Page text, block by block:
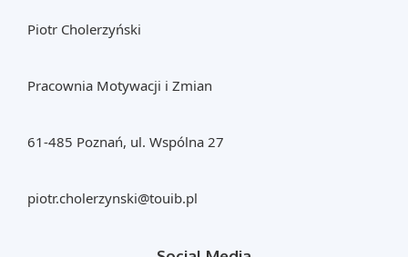
Piotr Cholerzyński
Pracownia Motywacji i Zmian
61-485 Poznań, ul. Wspólna 27
piotr.cholerzynski@touib.pl